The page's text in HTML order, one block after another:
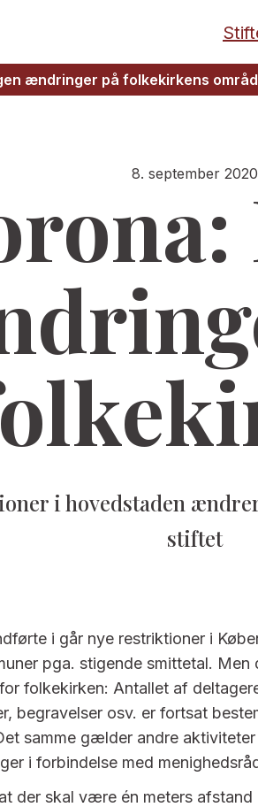
ændringer på folkekirkens
8. september 2020
i hovedstaden
stiftet
i går nye restriktioner i
pga. stigende smittetal.
folkekirken: Antallet af
begravelser osv. er fortsat
samme gælder andre
i forbindelse med
der skal være én meters